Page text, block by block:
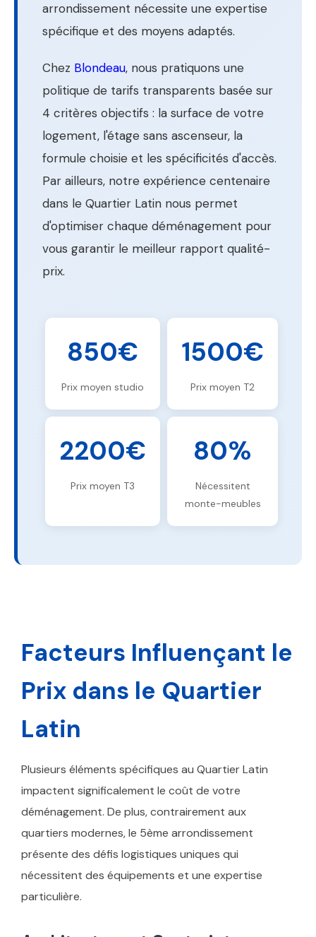
arrondissement nécessite une expertise
spécifique et des moyens adaptés.
Chez Blondeau, nous pratiquons une
politique de tarifs transparents basée sur
4 critères objectifs : la surface de votre
logement, l'étage sans ascenseur, la
formule choisie et les spécificités d'accès.
Par ailleurs, notre expérience centenaire
dans le Quartier Latin nous permet
d'optimiser chaque déménagement pour
vous garantir le meilleur rapport qualité-
prix.
850€
Prix moyen studio
1500€
Prix moyen T2
2200€
Prix moyen T3
80%
Nécessitent
monte-meubles
Facteurs Influençant le
Prix dans le Quartier
Latin
Plusieurs éléments spécifiques au Quartier Latin
impactent significalement le coût de votre
déménagement. De plus, contrairement aux
quartiers modernes, le 5ème arrondissement
présente des défis logistiques uniques qui
nécessitent des équipements et une expertise
particulière.